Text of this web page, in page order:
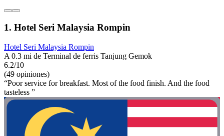
1. Hotel Seri Malaysia Rompin
Hotel Seri Malaysia Rompin
A 0.3 mi de Terminal de ferris Tanjung Gemok
6.2/10
(49 opiniones)
“Poor service for breakfast. Most of the food finish. And the food
tasteless ”